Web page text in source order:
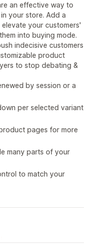
an effective way to
your store. Add a
your customers'
into buying mode.
indecisive customers
product
to stop debating &
by session or a
per selected variant
pages for more
many parts of your
to match your